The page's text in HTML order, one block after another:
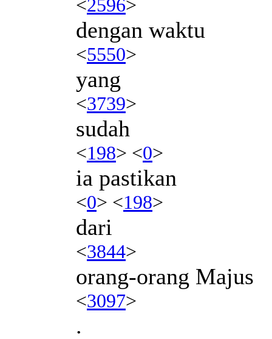
<2596>
dengan waktu
<5550>
yang
<3739>
sudah
<198> <0>
ia pastikan
<0> <198>
dari
<3844>
orang-orang Majus
<3097>
.